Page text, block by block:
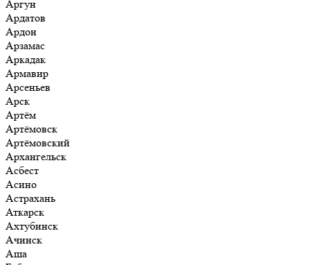
Аргун
Ардатов
Ардон
Арзамас
Аркадак
Армавир
Арсеньев
Арск
Артём
Артёмовск
Артёмовский
Архангельск
Асбест
Асино
Астрахань
Аткарск
Ахтубинск
Ачинск
Аша